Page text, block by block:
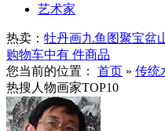
艺术家
热卖： 牡丹画九鱼图聚宝盆
购物车中有 件商品
您当前的位置： 首页 » 传统
热搜人物画家TOP10